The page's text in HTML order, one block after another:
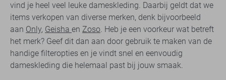
vind je heel veel leuke dameskleding. Daarbij geldt dat we
items verkopen van diverse merken, denk bijvoorbeeld
aan Only, Geisha en Zoso. Heb je een voorkeur wat betreft
het merk? Geef dit dan aan door gebruik te maken van de
handige filteropties en je vindt snel en eenvoudig
dameskleding die helemaal past bij jouw smaak.